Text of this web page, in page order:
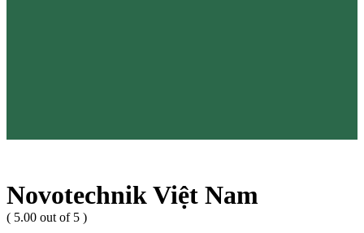
Novotechnik Việt Nam
( 5.00 out of 5 )